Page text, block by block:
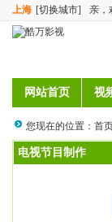
上海 [切换城市] 亲，
网站首页 视
您现在的位置： 首
电视节目制作